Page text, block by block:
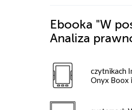
Ebooka "W
Analiza
czytnikach
Onyx Boox